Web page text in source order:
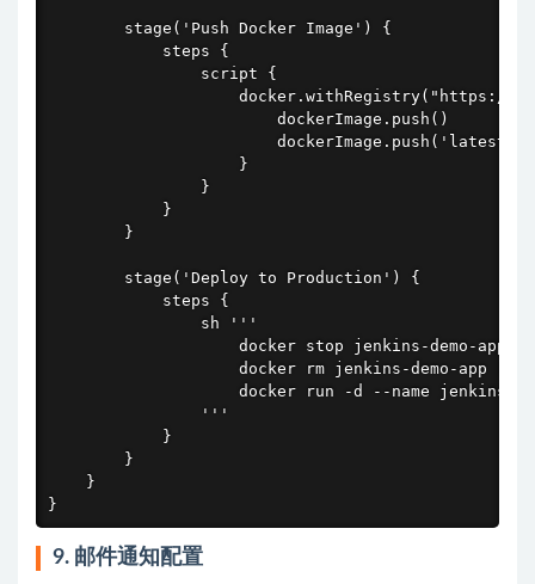
        stage('Push Docker Image') {
            steps {
                script {
docker.withRegistry("https://
                        dockerImage.push()
                        dockerImage.push('latest')
                    }
                }
            }
        }
        stage('Deploy to Production') {
            steps {
                sh '''
docker stop jenkins-demo-app
docker rm jenkins-demo-app ||
docker run -d --name jenkins-
                '''
            }
        }
    }
}
9. 邮件通知配置